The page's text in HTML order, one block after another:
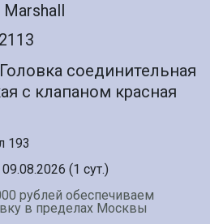
Marshall
Головка соединительная
с клапаном красная
193
09.08.2026 (1 сут.)
рублей обеспечиваем
в пределах Москвы